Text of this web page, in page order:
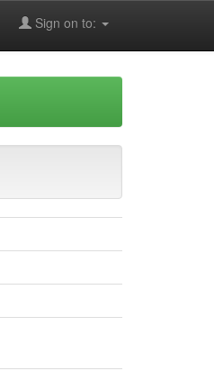
Sign on to: